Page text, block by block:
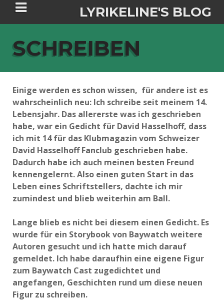
LYRIKELINE'S BLOG
Tania Morgan's Blog über alles, was
ÜBER DIE AUTORIN
IGASHO UND CHIMALIS KAYA
NIEMALS FÜR IMMER (ROMAN)
NIGHTMARES
BÜCHERSHOPS
DATENSCHUTZERKLÄRUNG
IMPRESSUM
SCHREIBEN
Einige werden es schon wissen, für andere ist es
wahrscheinlich neu: Ich schreibe seit meinem 14.
Lebensjahr. Das allererste was ich geschrieben
habe, war ein Gedicht für David Hasselhoff, dass
ich mit 14 für das Klubmagazin vom Schweizer
David Hasselhoff Fanclub geschrieben habe.
Dadurch habe ich auch meinen besten Freund
kennengelernt. Also einen guten Start in das
Leben eines Schriftstellers, dachte ich mir
zumindest und blieb weiterhin am Ball.
Lange blieb es nicht bei diesem einen Gedicht. Es
wurde für ein Storybook von Baywatch weitere
Autoren gesucht und ich hatte mich darauf
gemeldet. Ich habe daraufhin eine eigene Figur
zum Baywatch Cast zugedichtet und
angefangen, Geschichten rund um diese neuen
Figur zu schreiben.